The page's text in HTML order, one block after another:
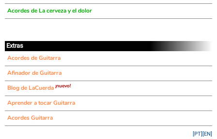
Acordes de La cerveza y el dolor
Extras
Acordes de Guitarra
Afinador de Guitarra
Blog de LaCuerda ¡nuevo!
Aprender a tocar Guitarra
Acordes Guitarra
[EN]
[PT]